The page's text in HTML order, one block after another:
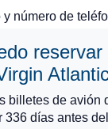
número de
reservar
billetes de avión
336 días antes